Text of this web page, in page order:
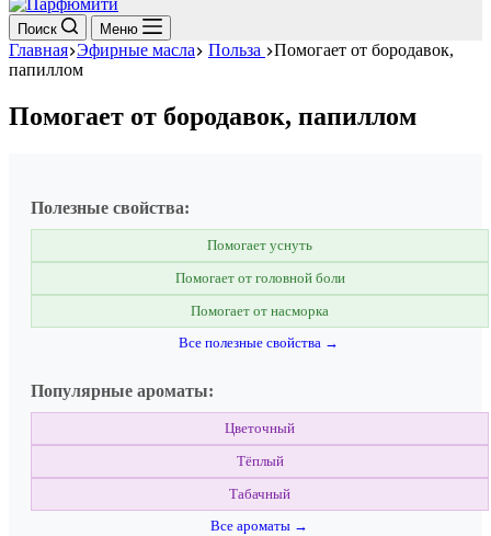
Поиск Меню
Главная Эфирные масла Польза
Помогает от бородавок,
папиллом
Помогает от бородавок, папиллом
Полезные свойства:
Помогает уснуть
Помогает от головной боли
Помогает от насморка
Все полезные свойства →
Популярные ароматы:
Цветочный
Тёплый
Табачный
Все ароматы →